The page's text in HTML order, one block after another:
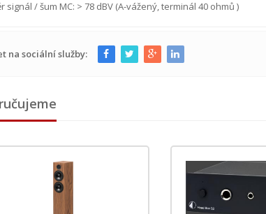
signál / šum MC: > 78 dBV (A-vážený, terminál 40 ohmů )
na sociální služby: